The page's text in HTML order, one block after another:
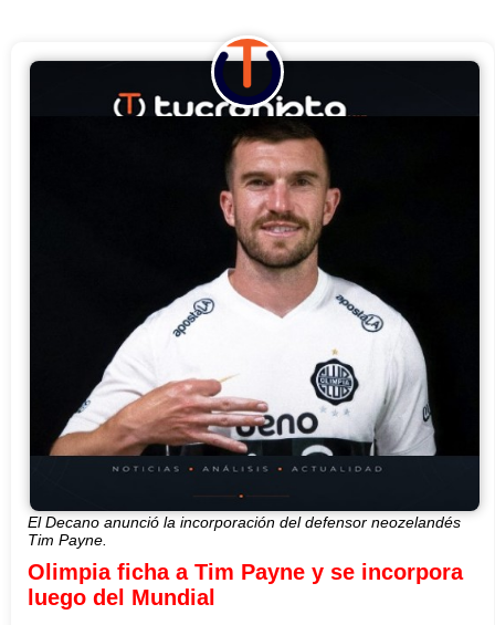
El Decano anunció la incorporación del defensor neozelandés
Tim Payne.
Olimpia ficha a Tim Payne y se incorpora
luego del Mundial